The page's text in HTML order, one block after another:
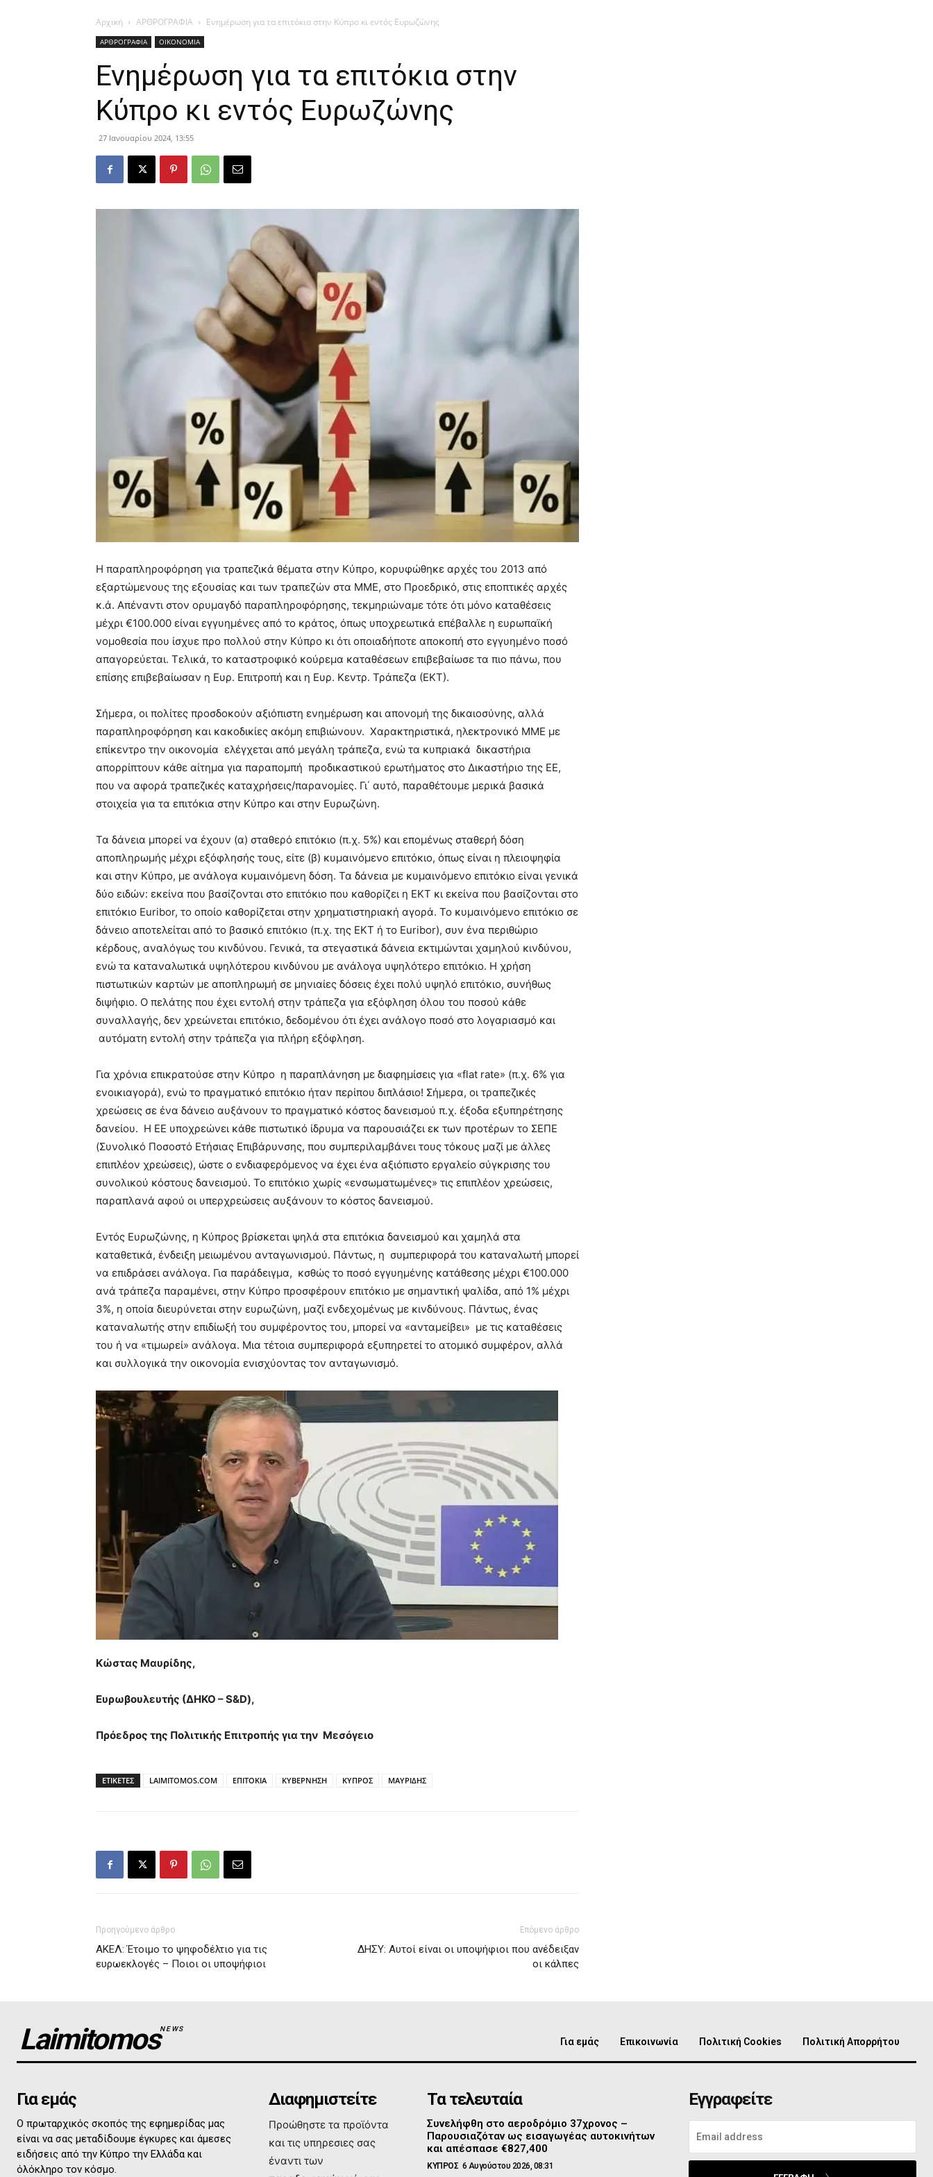
Αρχική ΑΡΘΡΟΓΡΑΦΙΑ Ενημέρωση για τα επιτόκια στην Κύπρο κι εντός Ευρωζώνης
ΑΡΘΡΟΓΡΑΦΙΑ ΟΙΚΟΝΟΜΙΑ
Ενημέρωση για τα επιτόκια στην
Κύπρο κι εντός Ευρωζώνης
27 Ιανουαρίου 2024, 13:55
Η παραπληροφόρηση για τραπεζικά θέματα στην Κύπρο, κορυφώθηκε αρχές του 2013 από
εξαρτώμενους της εξουσίας και των τραπεζών στα ΜΜΕ, στο Προεδρικό, στις εποπτικές αρχές
κ.ά. Απέναντι στον ορυμαγδό παραπληροφόρησης, τεκμηριώναμε τότε ότι μόνο καταθέσεις
μέχρι €100.000 είναι εγγυημένες από το κράτος, όπως υποχρεωτικά επέβαλλε η ευρωπαϊκή
νομοθεσία που ίσχυε προ πολλού στην Κύπρο κι ότι οποιαδήποτε αποκοπή στο εγγυημένο ποσό
απαγορεύεται. Τελικά, το καταστροφικό κούρεμα καταθέσεων επιβεβαίωσε τα πιο πάνω, που
επίσης επιβεβαίωσαν η Ευρ. Επιτροπή και η Ευρ. Κεντρ. Τράπεζα (ΕΚΤ).
Σήμερα, οι πολίτες προσδοκούν αξιόπιστη ενημέρωση και απονομή της δικαιοσύνης, αλλά
παραπληροφόρηση και κακοδικίες ακόμη επιβιώνουν. Χαρακτηριστικά, ηλεκτρονικό ΜΜΕ με
επίκεντρο την οικονομία ελέγχεται από μεγάλη τράπεζα, ενώ τα κυπριακά δικαστήρια
απορρίπτουν κάθε αίτημα για παραπομπή προδικαστικού ερωτήματος στο Δικαστήριο της ΕΕ,
που να αφορά τραπεζικές καταχρήσεις/παρανομίες. Γι΄ αυτό, παραθέτουμε μερικά βασικά
στοιχεία για τα επιτόκια στην Κύπρο και στην Ευρωζώνη.
Τα δάνεια μπορεί να έχουν (α) σταθερό επιτόκιο (π.χ. 5%) και επομένως σταθερή δόση
αποπληρωμής μέχρι εξόφλησής τους, είτε (β) κυμαινόμενο επιτόκιο, όπως είναι η πλειοψηφία
και στην Κύπρο, με ανάλογα κυμαινόμενη δόση. Τα δάνεια με κυμαινόμενο επιτόκιο είναι γενικά
δύο ειδών: εκείνα που βασίζονται στο επιτόκιο που καθορίζει η ΕΚΤ κι εκείνα που βασίζονται στο
επιτόκιο Euribor, το οποίο καθορίζεται στην χρηματιστηριακή αγορά. Το κυμαινόμενο επιτόκιο σε
δάνειο αποτελείται από το βασικό επιτόκιο (π.χ. της ΕΚΤ ή το Euribor), συν ένα περιθώριο
κέρδους, αναλόγως του κινδύνου. Γενικά, τα στεγαστικά δάνεια εκτιμώνται χαμηλού κινδύνου,
ενώ τα καταναλωτικά υψηλότερου κινδύνου με ανάλογα υψηλότερο επιτόκιο. Η χρήση
πιστωτικών καρτών με αποπληρωμή σε μηνιαίες δόσεις έχει πολύ υψηλό επιτόκιο, συνήθως
διψήφιο. Ο πελάτης που έχει εντολή στην τράπεζα για εξόφληση όλου του ποσού κάθε
συναλλαγής, δεν χρεώνεται επιτόκιο, δεδομένου ότι έχει ανάλογο ποσό στο λογαριασμό και
αυτόματη εντολή στην τράπεζα για πλήρη εξόφληση.
Για χρόνια επικρατούσε στην Κύπρο η παραπλάνηση με διαφημίσεις για «flat rate» (π.χ. 6% για
ενοικιαγορά), ενώ το πραγματικό επιτόκιο ήταν περίπου διπλάσιο! Σήμερα, οι τραπεζικές
χρεώσεις σε ένα δάνειο αυξάνουν το πραγματικό κόστος δανεισμού π.χ. έξοδα εξυπηρέτησης
δανείου. Η ΕΕ υποχρεώνει κάθε πιστωτικό ίδρυμα να παρουσιάζει εκ των προτέρων το ΣΕΠΕ
(Συνολικό Ποσοστό Ετήσιας Επιβάρυνσης, που συμπεριλαμβάνει τους τόκους μαζί με άλλες
επιπλέον χρεώσεις), ώστε ο ενδιαφερόμενος να έχει ένα αξιόπιστο εργαλείο σύγκρισης του
συνολικού κόστους δανεισμού. Το επιτόκιο χωρίς «ενσωματωμένες» τις επιπλέον χρεώσεις,
παραπλανά αφού οι υπερχρεώσεις αυξάνουν το κόστος δανεισμού.
Εντός Ευρωζώνης, η Κύπρος βρίσκεται ψηλά στα επιτόκια δανεισμού και χαμηλά στα
καταθετικά, ένδειξη μειωμένου ανταγωνισμού. Πάντως, η συμπεριφορά του καταναλωτή μπορεί
να επιδράσει ανάλογα. Για παράδειγμα, κσθώς το ποσό εγγυημένης κατάθεσης μέχρι €100.000
ανά τράπεζα παραμένει, στην Κύπρο προσφέρουν επιτόκιο με σημαντική ψαλίδα, από 1% μέχρι
3%, η οποία διευρύνεται στην ευρωζώνη, μαζί ενδεχομένως με κινδύνους. Πάντως, ένας
καταναλωτής στην επιδίωξή του συμφέροντος του, μπορεί να «ανταμείβει» με τις καταθέσεις
του ή να «τιμωρεί» ανάλογα. Μια τέτοια συμπεριφορά εξυπηρετεί το ατομικό συμφέρον, αλλά
και συλλογικά την οικονομία ενισχύοντας τον ανταγωνισμό.
Κώστας Μαυρίδης,
Ευρωβουλευτής (ΔΗΚΟ – S&D),
Πρόεδρος της Πολιτικής Επιτροπής για την Μεσόγειο
ΕΤΙΚΕΤΕΣ LAIMITOMOS.COM ΕΠΙΤΟΚΙΑ ΚΥΒΕΡΝΗΣΗ ΚΥΠΡΟΣ ΜΑΥΡΙΔΗΣ
Προηγούμενο άρθρο
ΑΚΕΛ: Έτοιμο το ψηφοδέλτιο για τις
ευρωεκλογές – Ποιοι οι υποψήφιοι
Επόμενο άρθρο
ΔΗΣΥ: Αυτοί είναι οι υποψήφιοι που ανέδειξαν
οι κάλπες
LaimitomosNEWS
Για εμάς Επικοινωνία Πολιτική Cookies Πολιτική Απορρήτου
Για εμάς
Ο πρωταρχικός σκοπός της εφημερίδας μας
είναι να σας μεταδίδουμε έγκυρες και άμεσες
ειδήσεις από την Κύπρο την Ελλάδα και
όλόκληρο τον κόσμο.
Διαφημιστείτε
Προώθηστε τα προϊόντα
και τις υπηρεσιες σας
έναντι των
Τα τελευταία
Συνελήφθη στο αεροδρόμιο 37χρονος –
Παρουσιαζόταν ως εισαγωγέας αυτοκινήτων
και απέσπασε €827,400
ΚΥΠΡΟΣ 6 Αυγούστου 2026, 08:31
Εγγραφείτε